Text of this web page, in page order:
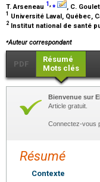
T. Arseneau 1,⁎ , C. Goulet
1 Université Laval, Québec,
2 Institut national de santé
⁎Auteur correspondant
PDF
Résumé
Mots clés
Bienvenue sur
Article gratuit.
Connectez-vous
Résumé
Contexte